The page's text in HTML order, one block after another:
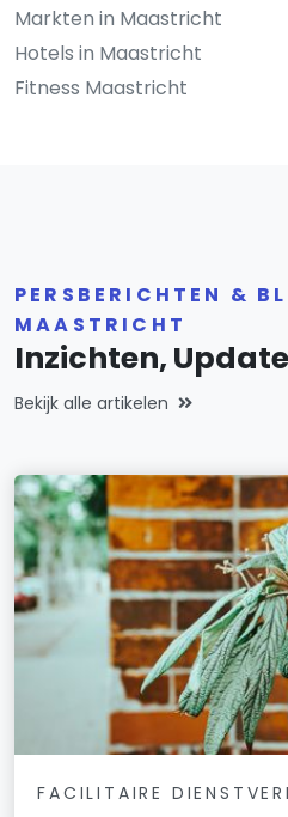
Markten in Maastricht
Hotels in Maastricht
Fitness Maastricht
PERSBERICHTEN &
MAASTRICHT
Inzichten,
Bekijk alle artikelen
FACILITAIRE